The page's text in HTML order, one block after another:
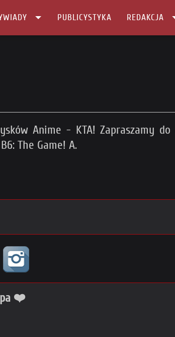
PUBLICYSTYKA REDAKCJA
Anime - KTA! Zapraszamy do
The Game! A.
❤️